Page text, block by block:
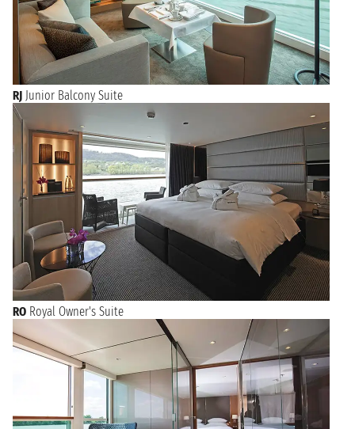
RJ Junior Balcony Suite
RO Royal Owner's Suite